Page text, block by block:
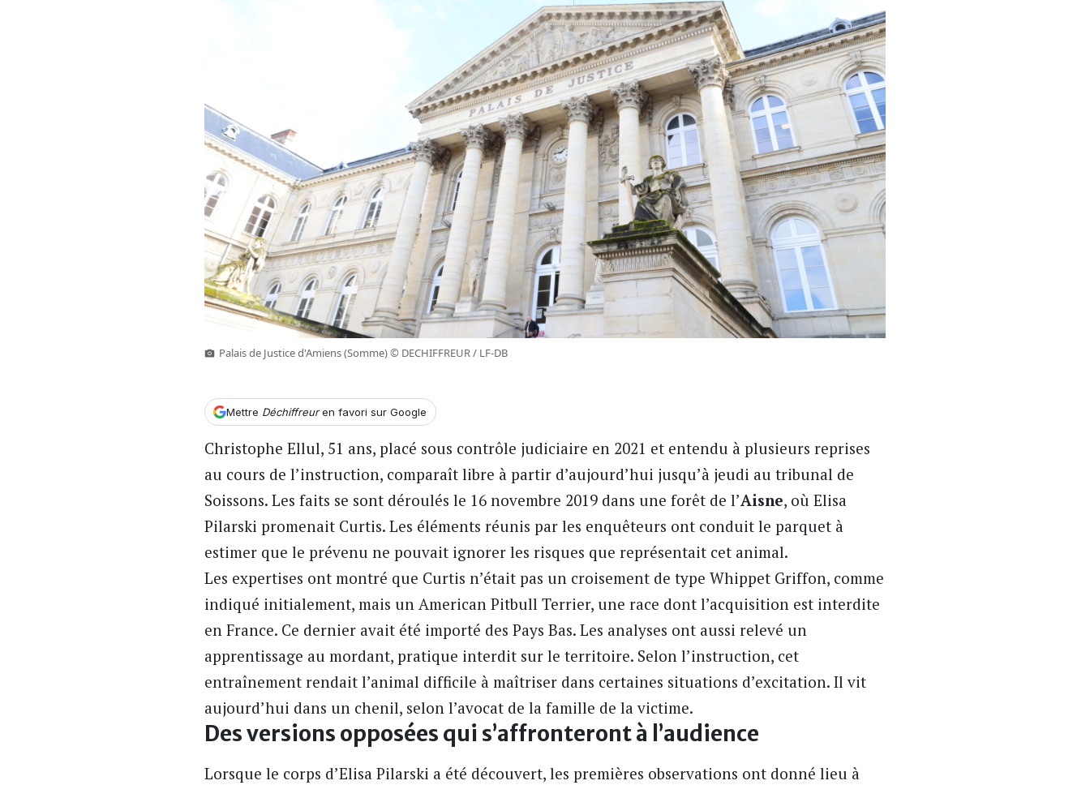
Palais de Justice d'Amiens (Somme) © DECHIFFREUR / LF-DB
Mettre Déchiffreuren favori sur Google
Christophe Ellul, 51 ans, placé sous contrôle judiciaire en 2021 et entendu à plusieurs reprises
au cours de l’instruction, comparaît libre à partir d’aujourd’hui jusqu’à jeudi au tribunal de
Soissons. Les faits se sont déroulés le 16 novembre 2019 dans une forêt de l’Aisne, où Elisa
Pilarski promenait Curtis. Les éléments réunis par les enquêteurs ont conduit le parquet à
estimer que le prévenu ne pouvait ignorer les risques que représentait cet animal.
Les expertises ont montré que Curtis n’était pas un croisement de type Whippet Griffon, comme
indiqué initialement, mais un American Pitbull Terrier, une race dont l’acquisition est interdite
en France. Ce dernier avait été importé des Pays Bas. Les analyses ont aussi relevé un
apprentissage au mordant, pratique interdit sur le territoire. Selon l’instruction, cet
entraînement rendait l’animal difficile à maîtriser dans certaines situations d’excitation. Il vit
aujourd’hui dans un chenil, selon l’avocat de la famille de la victime.
Des versions opposées qui s’affronteront à l’audience
Lorsque le corps d’Elisa Pilarski a été découvert, les premières observations ont donné lieu à